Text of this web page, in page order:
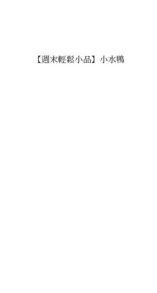
【週末輕鬆小品】小水鴨